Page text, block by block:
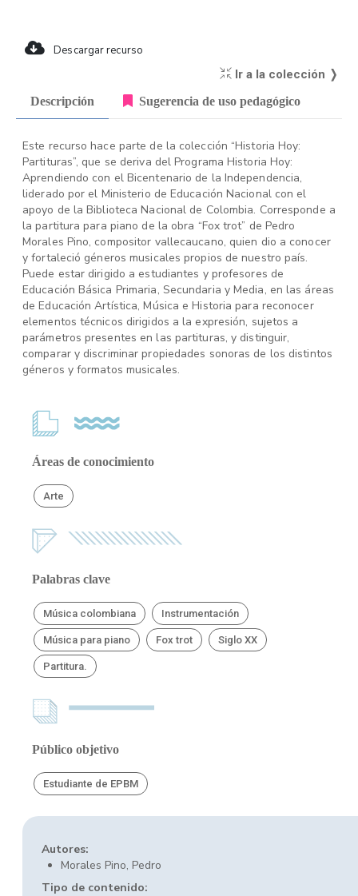
Descargar recurso
Ir a la colección ❭
Descripción Sugerencia de uso pedagógico
Este recurso hace parte de la colección “Historia Hoy:
Partituras”, que se deriva del Programa Historia Hoy:
Aprendiendo con el Bicentenario de la Independencia,
liderado por el Ministerio de Educación Nacional con el
apoyo de la Biblioteca Nacional de Colombia. Corresponde a
la partitura para piano de la obra “Fox trot” de Pedro
Morales Pino, compositor vallecaucano, quien dio a conocer
y fortaleció géneros musicales propios de nuestro país.
Puede estar dirigido a estudiantes y profesores de
Educación Básica Primaria, Secundaria y Media, en las áreas
de Educación Artística, Música e Historia para reconocer
elementos técnicos dirigidos a la expresión, sujetos a
parámetros presentes en las partituras, y distinguir,
comparar y discriminar propiedades sonoras de los distintos
géneros y formatos musicales.
Áreas de conocimiento
Arte
Palabras clave
Música colombiana Instrumentación
Música para piano Fox trot Siglo XX
Partitura.
Público objetivo
Estudiante de EPBM
Autores:
Morales Pino, Pedro
Tipo de contenido: